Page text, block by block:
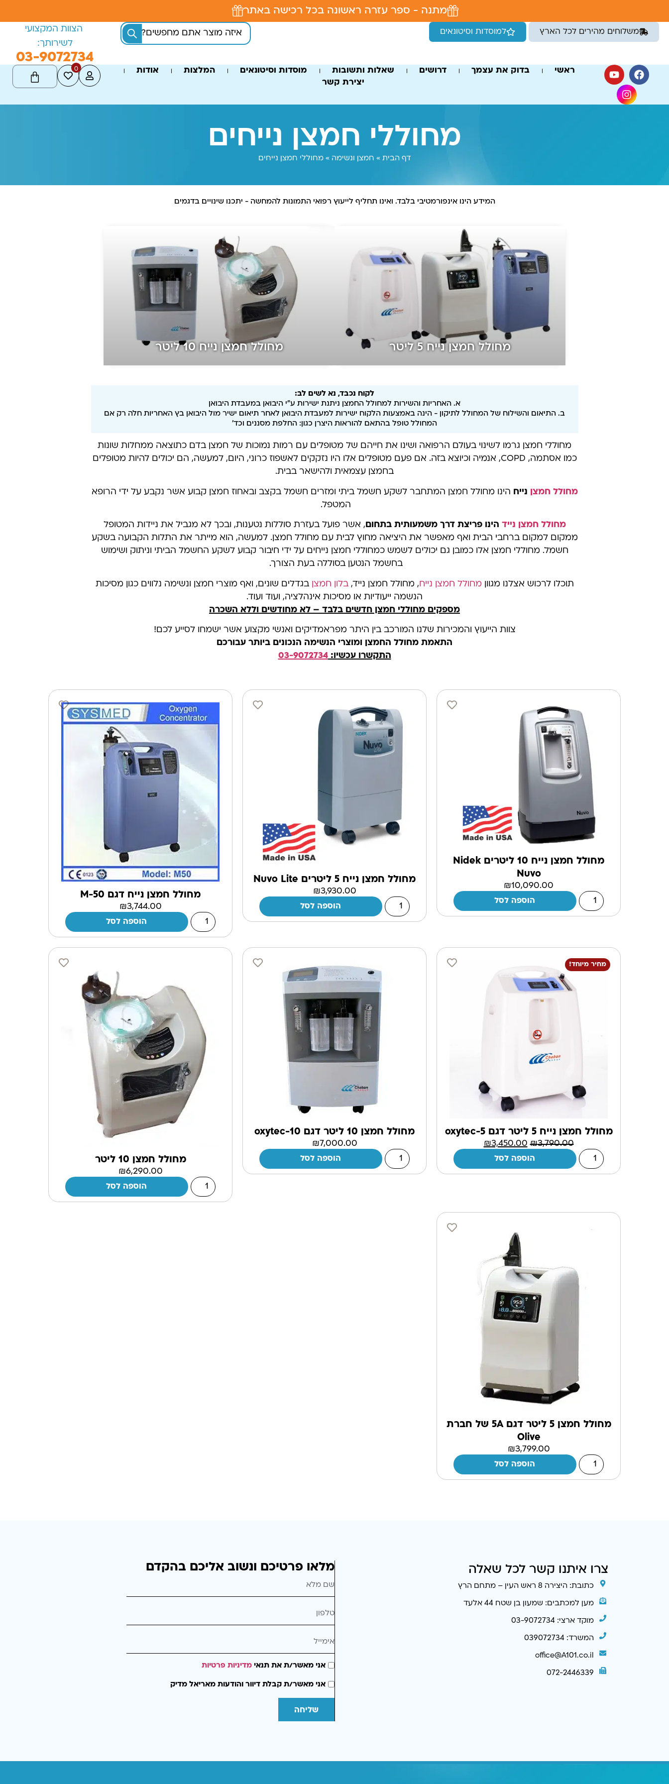
מתנה - ספר עזרה ראשונה בכל רכישה באתר
משלוחים מהירים לכל הארץ למוסדות וסיטונאים
הצוות המקצועי
לשירותך:
03-9072734
ראשי בדוק את עצמך דרושים שאלות ותשובות מוסדות וסיטונאים המלצות
אודות
יצירת קשר
0
מחוללי חמצן נייחים
דף הבית » חמצן ונשימה » מחוללי חמצן נייחים
המידע הינו אינפורמטיבי בלבד. ואינו תחליף לייעוץ רפואי התמונות להמחשה - יתכנו שינויים בדגמים
מחולל חמצן נייח 5 ליטר מחולל חמצן נייח 10 ליטר
לקוח נכבד, נא לשים לב:
א. האחריות והשירות למחולל החמצן ניתנת ישירות ע"י היבואן במעבדת היבואן
ב. התיאום והשילוח של המחולל לתיקון - הינה באמצעות הלקוח ישירות למעבדת היבואן לאחר תיאום ישיר מול היבואן בץ האחריות חלה רק אם
המחולל טופל בהתאם להוראות היצרן כגון: החלפת מסננים וכד'
מחוללי חמצן גרמו לשינוי בעולם הרפואה ושינו את חייהם של מטופלים עם רמות נמוכות של חמצן בדם כתוצאה ממחלות שונות
כמו אסתמה, COPD, אנמיה וכיוצא בזה.
אם פעם מטופלים אלו היו נזקקים לאשפוז כרוני, היום, למעשה, הם יכולים להיות מטופלים
בחמצן עצמאית ולהישאר בבית.
מחולל חמצן נייח הינו מחולל חמצן המתחבר לשקע חשמל ביתי ומזרים חשמל בקצב ובאחוז חמצן קבוע אשר נקבע על ידי הרופא
המטפל.
מחולל חמצן נייד הינו פריצת דרך משמעותית בתחום , אשר פועל בעזרת סוללות נטענות, ובכך לא מגביל את ניידות המטופל
ממקום למקום ברחבי הבית ואף מאפשר את היציאה מחוץ לבית עם מחולל חמצן. למעשה, הוא מייתר את התלות הקבועה בשקע
חשמל. מחוללי חמצן אלו כמובן גם יכולים לשמש כמחוללי חמצן נייחים על ידי חיבור קבוע לשקע החשמל הביתי וניתוק ושימוש
בחשמל הנטען בסוללה בעת הצורך.
תוכלו לרכוש אצלנו מגווןמחולל חמצן נייח , מחולל חמצן נייד,בלון חמצן בגדלים שונים, ואף מוצרי חמצן ונשימה נלווים כגון מסיכות
הנשמה ייעודיות או מסיכות אינהלציה, ועוד ועוד.
מספקים מחוללי חמצן חדשים בלבד – לא מחודשים וללא השכרה
צוות הייעוץ והמכירות שלנו המורכב בין היתר מפראמדיקים ואנשי מקצוע אשר ישמחו לסייע לכם!
התאמת מחולל החמצן ומוצרי הנשימה הנכונים ביותר עבורכם
התקשרו עכשיו:03-9072734
מחולל חמצן נייח 10 ליטרים Nidek
Nuvo
₪10,090.00
הוספה לסל
מחולל חמצן נייח 5 ליטרים Nuvo Lite
₪3,930.00
הוספה לסל
מחולל חמצן נייח דגם M-50
₪3,744.00
הוספה לסל
מחיר מיוחד!
מחולל חמצן נייח 5 ליטר דגם oxytec-5
₪3,790.00
₪3,450.00
הוספה לסל
מחולל חמצן 10 ליטר דגם oxytec-10
₪7,000.00
הוספה לסל מחולל חמצן 10 ליטר
₪6,290.00
הוספה לסל
מחולל חמצן 5 ליטר דגם 5A של חברת
Olive
₪3,799.00
הוספה לסל
צרו איתנו קשר לכל שאלה
כתובת: היצירה 8 ראש העין – מתחם הרץ
מען למכתבים: שמעון בן שטח 44 אלעד
מוקד ארצי: 03-9072734
המשרד: 039072734
office@A101.co.il
072-2446339
מלאו פרטיכם ונשוב אליכם בהקדם
אני מאשר/ת את תנאי מדיניות פרטיות
אני מאשר/ת קבלת דיוור והודעות מאריאל מדיק
שליחה